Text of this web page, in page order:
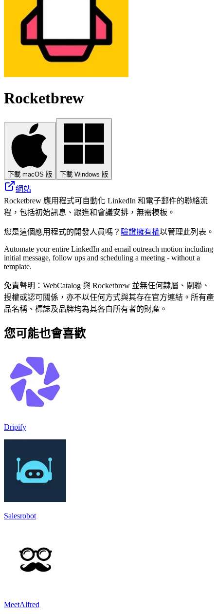
Rocketbrew
下載 macOS 版 下載 Windows 版
網站
Rocketbrew 應用程式可自動化 LinkedIn 和電子郵件的聯絡流
程，包括初始訊息、跟進和會議安排，無需模板。
您是這個應用程式的開發人員嗎？ 驗證擁有權以管理此列表。
Automate your entire LinkedIn and email outreach motion including
initial message, follow ups and scheduling a meeting - without a
template.
免責聲明：WebCatalog 與 Rocketbrew 並無任何隸屬、關聯、
授權或認可關係，亦不以任何方式與其存在官方連結。所有產
品名稱、標誌及品牌均為其各自所有者的財產。
您可能也會喜歡
Dripify
Salesrobot
MeetAlfred